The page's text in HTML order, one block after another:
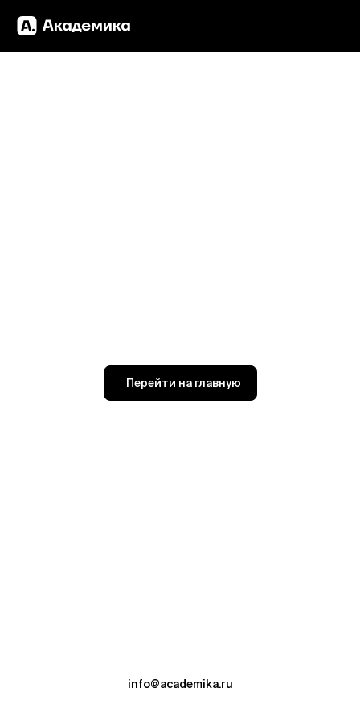
Перейти на главную
info@academika.ru